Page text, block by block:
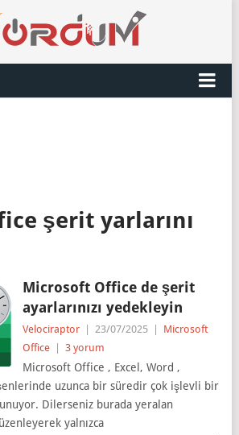
şerit yarlarını
Microsoft Office de şerit
ayarlarınızı yedekleyin
Velociraptor 23/07/2025
Microsoft
Office
3 yorum
Microsoft Office , Excel, Word ,
uzunca bir süredir çok işlevli bir
Dilerseniz burada yeralan
yalnızca